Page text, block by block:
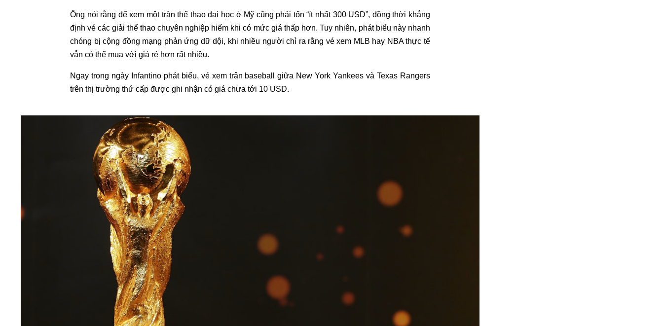
Ông nói rằng để xem một trận thể thao đại học ở Mỹ cũng phải tốn “ít nhất 300 USD”, đồng thời khẳng
định vé các giải thể thao chuyên nghiệp hiếm khi có mức giá thấp hơn. Tuy nhiên, phát biểu này nhanh
chóng bị cộng đồng mạng phản ứng dữ dội, khi nhiều người chỉ ra rằng vé xem MLB hay NBA thực tế
vẫn có thể mua với giá rẻ hơn rất nhiều.
Ngay trong ngày Infantino phát biểu, vé xem trận baseball giữa New York Yankees vàTexas Rangers
trên thị trường thứ cấp được ghi nhận có giá chưa tới 10 USD.